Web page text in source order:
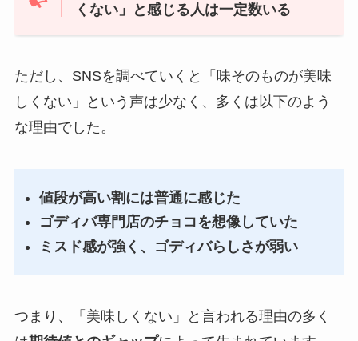
くない」と感じる人は一定数いる
ただし、SNSを調べていくと「味そのものが美味
しくない」という声は少なく、多くは以下のよう
な理由でした。
値段が高い割には普通に感じた
ゴディバ専門店のチョコを想像していた
ミスド感が強く、ゴディバらしさが弱い
つまり、「美味しくない」と言われる理由の多く